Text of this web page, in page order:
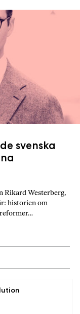
svenska
Rikard Westerberg,
historien om